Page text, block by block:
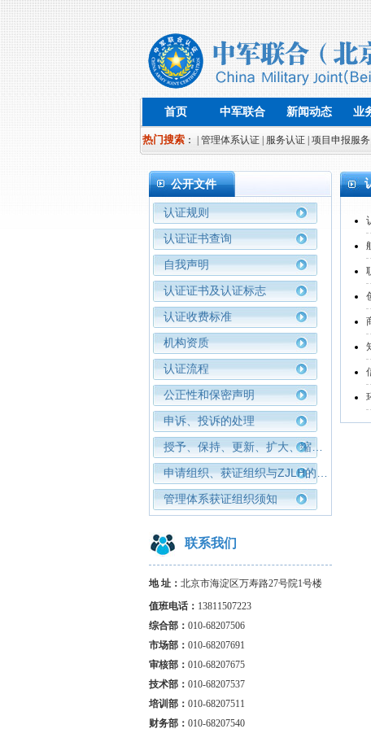
首页 中军联合 新闻动态 业
热门搜索： | 管理体系认证 | 服务认证 | 项目申报服务
公开文件
认证规则
认证证书查询
自我声明
认证证书及认证标志
认证收费标准
机构资质
认证流程
公正性和保密声明
申诉、投诉的处理
授予、保持、更新、扩大、缩
小、暂停、撤销认证注册的条件
申请组织、获证组织与ZJLH的权
利和义务
管理体系获证组织须知
联系我们
地 址： 北京市海淀区万寿路27号院1号楼
值班电话： 13811507223
综合部： 010-68207506
市场部： 010-68207691
审核部： 010-68207675
技术部： 010-68207537
培训部： 010-68207511
财务部： 010-68207540